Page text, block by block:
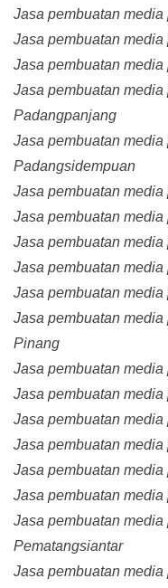
Jasa pembuatan
Jasa pembuatan
Jasa pembuatan
Jasa pembuatan
Padangpanjang
Jasa pembuatan
Padangsidempuan
Jasa pembuatan
Jasa pembuatan
Jasa pembuatan
Jasa pembuatan
Jasa pembuatan
Jasa pembuatan
Pinang
Jasa pembuatan
Jasa pembuatan
Jasa pembuatan
Jasa pembuatan
Jasa pembuatan
Jasa pembuatan
Jasa pembuatan
Pematangsiantar
Jasa pembuatan